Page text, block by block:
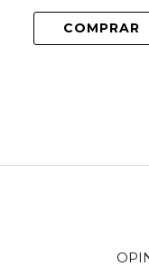
COMPRAR